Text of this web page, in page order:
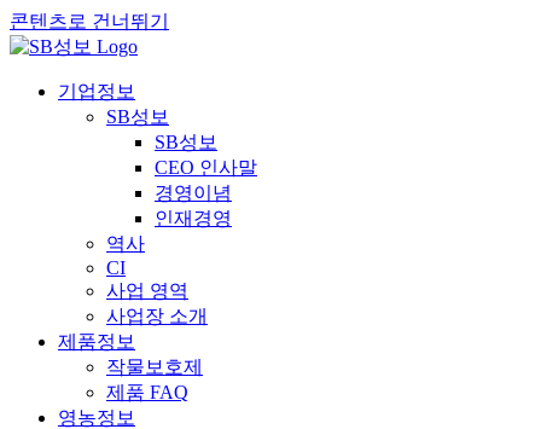
콘텐츠로 건너뛰기
기업정보
SB성보
SB성보
CEO 인사말
경영이념
인재경영
역사
CI
사업 영역
사업장 소개
제품정보
작물보호제
제품 FAQ
영농정보